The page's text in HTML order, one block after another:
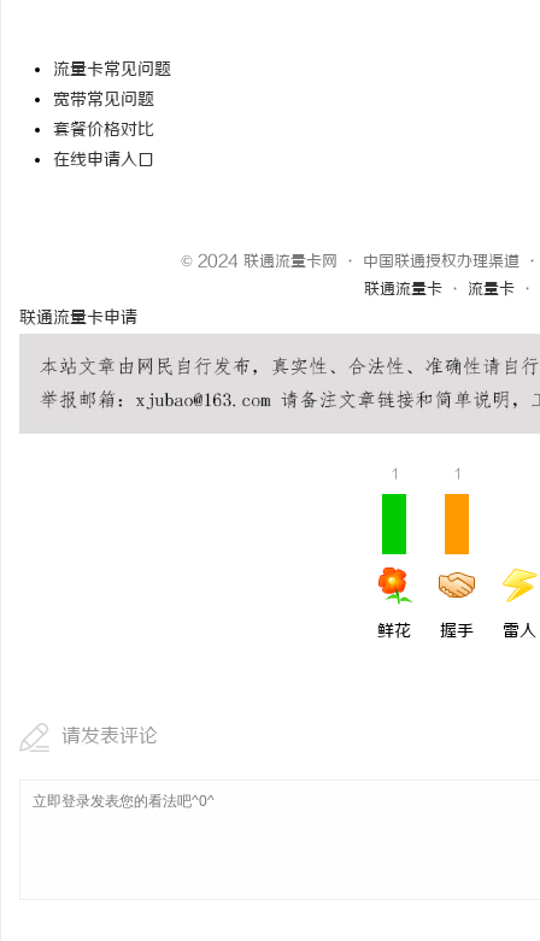
流量卡常见问题
宽带常见问题
套餐价格对比
在线申请入口
© 2024 联通流量卡网 · 中国联通授权办理渠道 ·
联通流量卡 · 流量卡 ·
联通流量卡申请
1
鲜花
1
握手 雷人
请发表评论